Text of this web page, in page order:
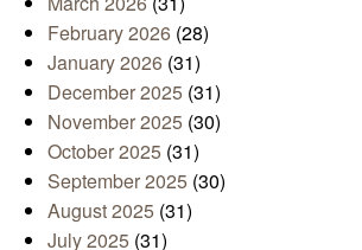
February 2026 (28)
January 2026 (31)
December 2025 (31)
November 2025 (30)
October 2025 (31)
September 2025 (30)
August 2025 (31)
July 2025 (31)